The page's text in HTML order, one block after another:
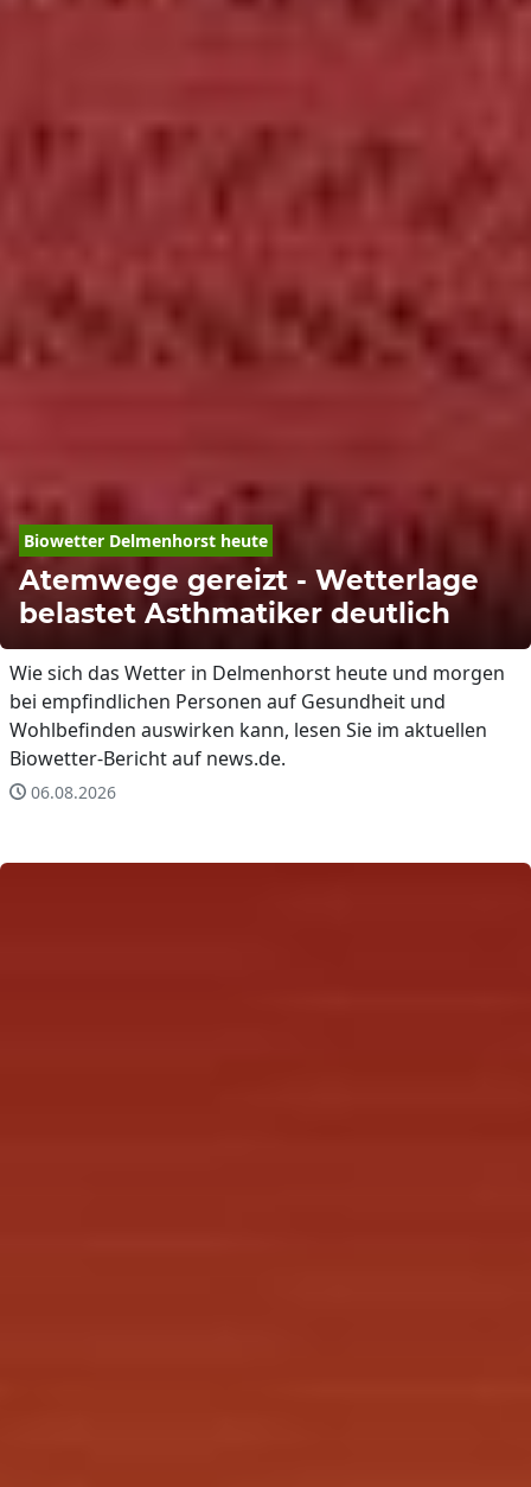
Biowetter Delmenhorst heute
Atemwege gereizt - Wetterlage
belastet Asthmatiker deutlich
Wie sich das Wetter in Delmenhorst heute und morgen
bei empfindlichen Personen auf Gesundheit und
Wohlbefinden auswirken kann, lesen Sie im aktuellen
Biowetter-Bericht auf news.de.
06.08.2026